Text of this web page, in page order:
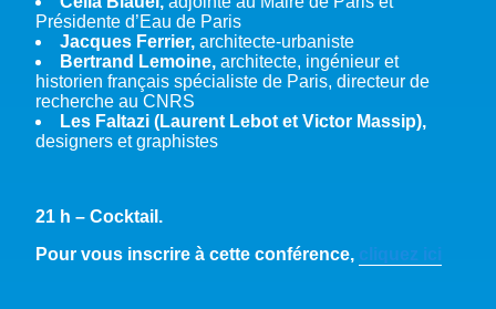
Présidente d’Eau de Paris
Jacques Ferrier, architecte-urbaniste
Bertrand Lemoine, architecte, ingénieur et
historien français spécialiste de Paris, directeur de
recherche au CNRS
Les Faltazi (Laurent Lebot et Victor Massip),
designers et graphistes
21 h – Cocktail.
Pour vous inscrire à cette conférence, cliquez ici